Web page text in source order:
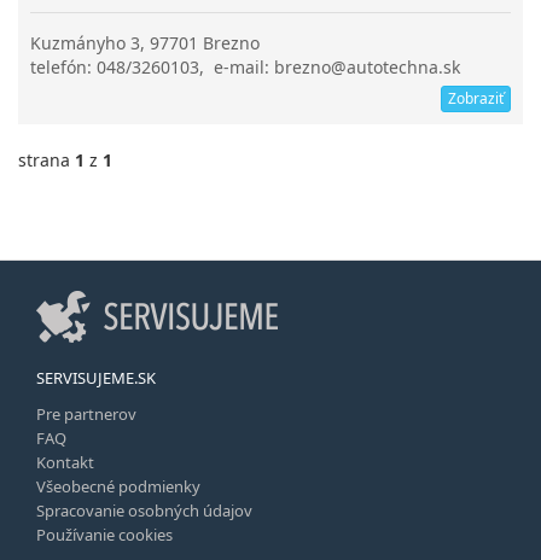
Kuzmányho 3, 97701 Brezno
telefón: 048/3260103, e-mail: brezno@autotechna.sk
Zobraziť
strana 1 z 1
SERVISUJEME.SK
Pre partnerov
FAQ
Kontakt
Všeobecné podmienky
Spracovanie osobných údajov
Používanie cookies